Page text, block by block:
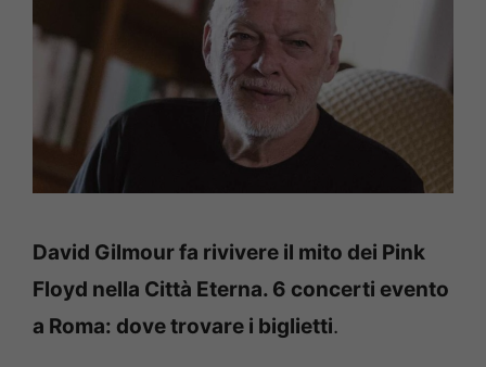
David Gilmour fa rivivere il mito dei Pink
Floyd nella Città Eterna. 6 concerti evento
a Roma: dove trovare i biglietti.